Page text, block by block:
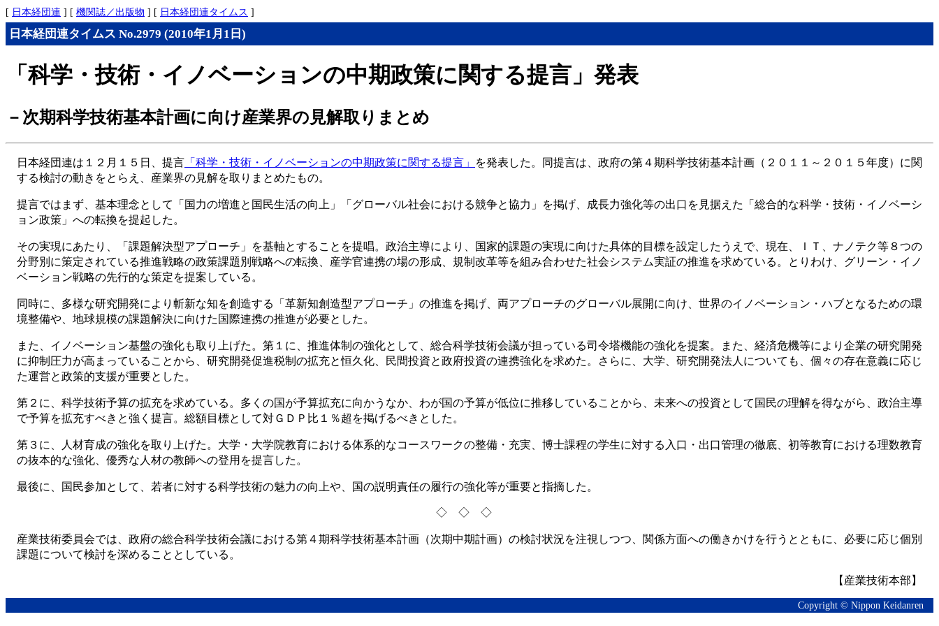
[ 日本経団連 ] [ 機関誌／出版物 ] [ 日本経団連タイムス ]
日本経団連タイムス No.2979 (2010年1月1日)
「科学・技術・イノベーションの中期政策に関する提言」発表
－次期科学技術基本計画に向け産業界の見解取りまとめ
日本経団連は１２月１５日、提言 「科学・技術・イノベーションの中期政策に関する提言」
を発表した。同提言は、政府の第４期科学技術基本計画（２０１１～２０１５年度）に関
する検討の動きをとらえ、産業界の見解を取りまとめたもの。
提言ではまず、基本理念として「国力の増進と国民生活の向上」「グローバル社会における競争と協力」を掲げ、成長力強化等の出口を見据えた「総合的な科学・技術・イノベーシ
ョン政策」への転換を提起した。
その実現にあたり、「課題解決型アプローチ」を基軸とすることを提唱。政治主導により、国家的課題の実現に向けた具体的目標を設定したうえで、現在、ＩＴ、ナノテク等８つの
分野別に策定されている推進戦略の政策課題別戦略への転換、産学官連携の場の形成、規制改革等を組み合わせた社会システム実証の推進を求めている。とりわけ、グリーン・イノ
ベーション戦略の先行的な策定を提案している。
同時に、多様な研究開発により斬新な知を創造する「革新知創造型アプローチ」の推進を掲げ、両アプローチのグローバル展開に向け、世界のイノベーション・ハブとなるための環
境整備や、地球規模の課題解決に向けた国際連携の推進が必要とした。
また、イノベーション基盤の強化も取り上げた。第１に、推進体制の強化として、総合科学技術会議が担っている司令塔機能の強化を提案。また、経済危機等により企業の研究開発
に抑制圧力が高まっていることから、研究開発促進税制の拡充と恒久化、民間投資と政府投資の連携強化を求めた。さらに、大学、研究開発法人についても、個々の存在意義に応じ
た運営と政策的支援が重要とした。
第２に、科学技術予算の拡充を求めている。多くの国が予算拡充に向かうなか、わが国の予算が低位に推移していることから、未来への投資として国民の理解を得ながら、政治主導
で予算を拡充すべきと強く提言。総額目標として対ＧＤＰ比１％超を掲げるべきとした。
第３に、人材育成の強化を取り上げた。大学・大学院教育における体系的なコースワークの整備・充実、博士課程の学生に対する入口・出口管理の徹底、初等教育における理数教育
の抜本的な強化、優秀な人材の教師への登用を提言した。
最後に、国民参加として、若者に対する科学技術の魅力の向上や、国の説明責任の履行の強化等が重要と指摘した。
◇◇◇
産業技術委員会では、政府の総合科学技術会議における第４期科学技術基本計画（次期中期計画）の検討状況を注視しつつ、関係方面への働きかけを行うとともに、必要に応じ個別
課題について検討を深めることとしている。
【産業技術本部】
Copyright © Nippon Keidanren